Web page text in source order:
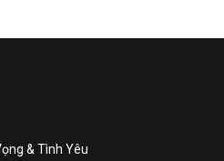
& Tình Yêu